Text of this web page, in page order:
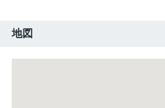
地図